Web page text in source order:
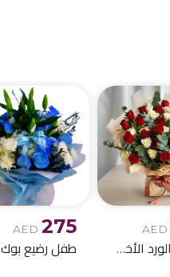
AED
بوكيه الورد الأخمر والابيض
AED 275
طفل رضيع بوك